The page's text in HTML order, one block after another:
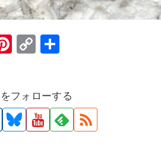
Pi
e
st
C
y
Li
フォローする